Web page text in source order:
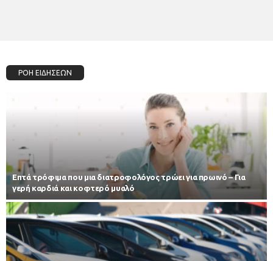
ΡΟΗ ΕΙΔΗΣΕΩΝ
Επτά τρόφιμα που μια διατροφολόγος τρώει για πρωινό – Για
γερή καρδιά και κοφτερό μυαλό